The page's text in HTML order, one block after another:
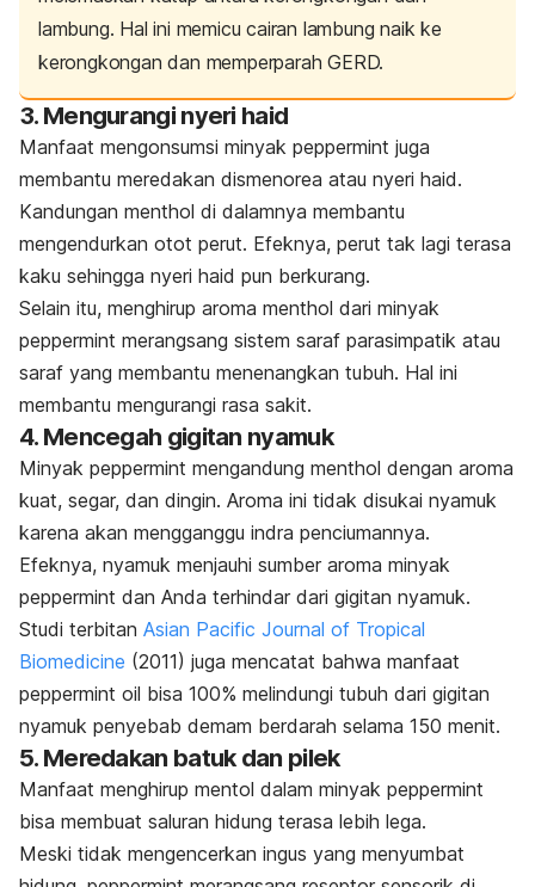
lambung. Hal ini memicu cairan lambung naik ke
kerongkongan dan memperparah GERD.
3. Mengurangi nyeri haid
Manfaat mengonsumsi minyak peppermint juga
membantu meredakan dismenorea atau nyeri haid.
Kandungan menthol di dalamnya membantu
mengendurkan otot perut. Efeknya, perut tak lagi terasa
kaku sehingga nyeri haid pun berkurang.
Selain itu, menghirup aroma menthol dari minyak
peppermint merangsang sistem saraf parasimpatik atau
saraf yang membantu menenangkan tubuh. Hal ini
membantu mengurangi rasa sakit.
4. Mencegah gigitan nyamuk
Minyak peppermint mengandung menthol dengan aroma
kuat, segar, dan dingin. Aroma ini tidak disukai nyamuk
karena akan mengganggu indra penciumannya.
Efeknya, nyamuk menjauhi sumber aroma minyak
peppermint dan Anda terhindar dari gigitan nyamuk.
Studi terbitan Asian Pacific Journal of Tropical
Biomedicine (2011) juga mencatat bahwa manfaat
peppermint oil bisa 100% melindungi tubuh dari gigitan
nyamuk penyebab demam berdarah selama 150 menit.
5. Meredakan batuk dan pilek
Manfaat menghirup mentol dalam minyak peppermint
bisa membuat saluran hidung terasa lebih lega.
Meski tidak mengencerkan ingus yang menyumbat